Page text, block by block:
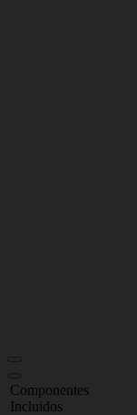
Componentes
Incluidos